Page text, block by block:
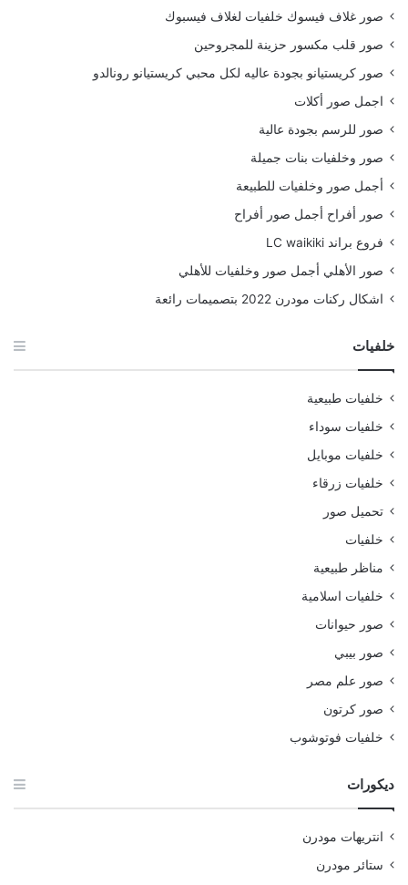
صور غلاف فيسوك خلفيات لغلاف فيسبوك
صور قلب مكسور حزينة للمجروحين
صور كريستيانو بجودة عاليه لكل محبي كريستيانو رونالدو
اجمل صور أكلات
صور للرسم بجودة عالية
صور وخلفيات بنات جميلة
أجمل صور وخلفيات للطبيعة
صور أفراح أجمل صور أفراح
فروع براند LC waikiki
صور الأهلي أجمل صور وخلفيات للأهلي
اشكال ركنات مودرن 2022 بتصميمات رائعة
خلفيات
خلفيات طبيعية
خلفيات سوداء
خلفيات موبايل
خلفيات زرقاء
تحميل صور
خلفيات
مناظر طبيعية
خلفيات اسلامية
صور حيوانات
صور بيبي
صور علم مصر
صور كرتون
خلفيات فوتوشوب
ديكورات
انتريهات مودرن
ستائر مودرن